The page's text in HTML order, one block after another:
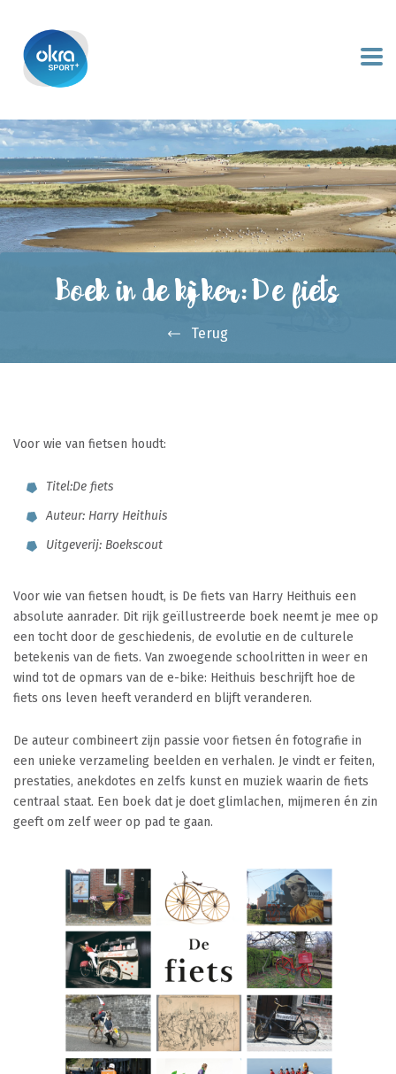
Boek in de kijker: De fiets
Terug
Voor wie van fietsen houdt:
Titel:De fiets
Auteur: Harry Heithuis
Uitgeverij: Boekscout
Voor wie van fietsen houdt, is De fiets van Harry Heithuis een
absolute aanrader. Dit rijk geïllustreerde boek neemt je mee op
een tocht door de geschiedenis, de evolutie en de culturele
betekenis van de fiets. Van zwoegende schoolritten in weer en
wind tot de opmars van de e-bike: Heithuis beschrijft hoe de
fiets ons leven heeft veranderd en blijft veranderen.
De auteur combineert zijn passie voor fietsen én fotografie in
een unieke verzameling beelden en verhalen. Je vindt er feiten,
prestaties, anekdotes en zelfs kunst en muziek waarin de fiets
centraal staat. Een boek dat je doet glimlachen, mijmeren én zin
geeft om zelf weer op pad te gaan.